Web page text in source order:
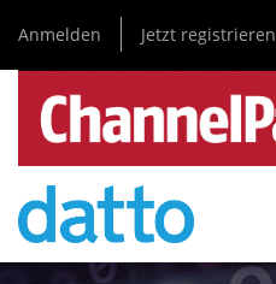
zum
Inhalt
Anmelden Jetzt registrieren